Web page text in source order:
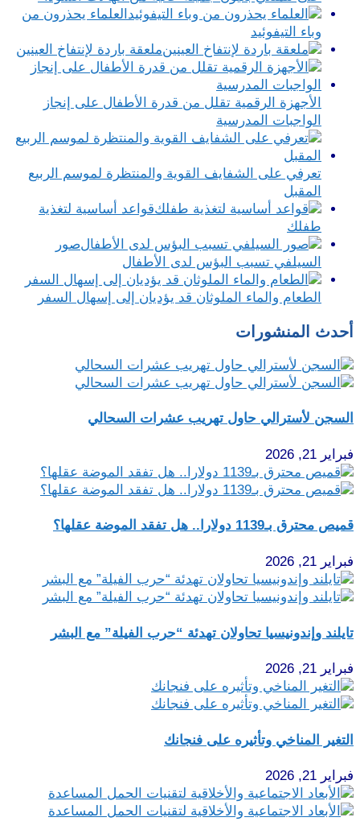
العلماء يحذرون من
وباء التيفوئيد
ملعقة باردة لإنتفاخ العينين
الأجهزة الرقمية تقلل من قدرة الأطفال على إنجاز
الواجبات المدرسية
تعرفي على الشفايف القوية والمنتظرة لموسم الربيع
المقبل
قواعد أساسية لتغذية
طفلك
صور
السيلفي تسبب البؤس لدى الأطفال
الطعام والماء الملوثان قد يؤديان إلى إسهال السفر
أحدث المنشورات
السجن لأسترالي حاول تهريب عشرات السحالي
فبراير 21, 2026
قميص محترق بـ1139 دولارا.. هل تفقد الموضة عقلها؟
فبراير 21, 2026
تايلند وإندونيسيا تحاولان تهدئة “حرب الفيلة” مع البشر
فبراير 21, 2026
التغير المناخي وتأثيره على فنجانك
فبراير 21, 2026